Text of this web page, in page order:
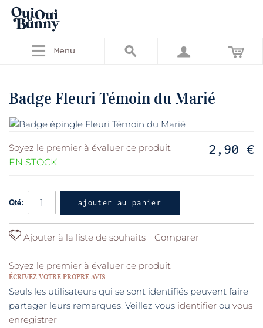
Menu
Badge Fleuri Témoin du Marié
2,90 €
Soyez le premier à évaluer ce produit
EN STOCK
Qté: ajouter au panier
Ajouter à la liste de souhaits Comparer
Soyez le premier à évaluer ce produit
ÉCRIVEZ VOTRE PROPRE AVIS
Seuls les utilisateurs qui se sont identifiés peuvent faire
partager leurs remarques. Veillez vous identifier ou vous
enregistrer